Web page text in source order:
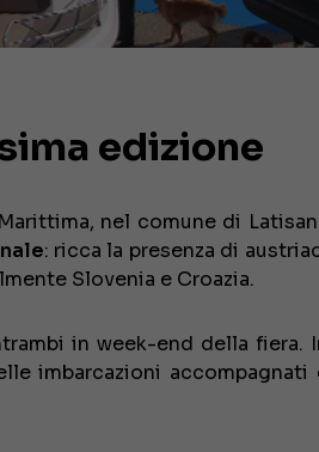
edizione
nel comune di
: ricca la presenza di
Slovenia e Croazia.
in week-end della fiera.
imbarcazioni accompagnati